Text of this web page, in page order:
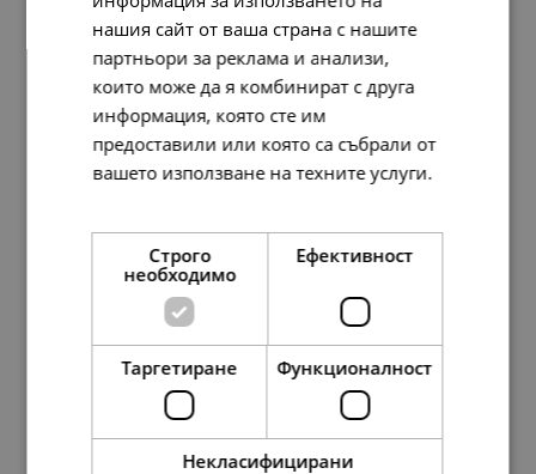
40. €
нашия сайт от ваша страна с нашите
партньори за реклама и анализи,
които може да я комбинират с друга
информация, която сте им
предоставили или която са събрали от
вашето използване на техните услуги.
Строго
необходимо
Ефективност
Таргетиране Функционалност
Некласифицирани